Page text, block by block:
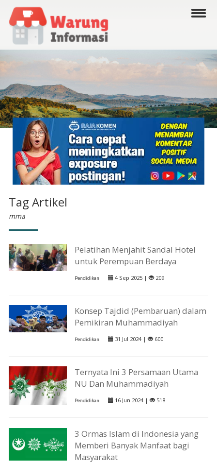
Tag Artikel
mma
Pelatihan Menjahit Sandal Hotel
untuk Perempuan Berdaya
Pendidikan 4 Sep 2025 | 209
Konsep Tajdid (Pembaruan) dalam
Pemikiran Muhammadiyah
Pendidikan 31 Jul 2024 | 600
Ternyata Ini 3 Persamaan Utama
NU Dan Muhammadiyah
Pendidikan 16 Jun 2024 | 518
3 Ormas Islam di Indonesia yang
Memberi Banyak Manfaat bagi
Masyarakat